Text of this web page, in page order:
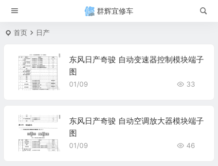
群辉宜修车
首页 日产
东风日产奇骏 自动变速器控制模块端子
图
01/09 33
东风日产奇骏 自动空调放大器模块端子
图
01/09 46